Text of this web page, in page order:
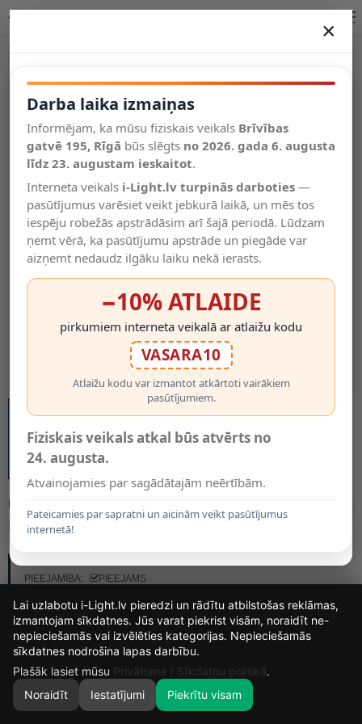
Salīdzināt
Vēlmju
saraksts
Valodas
0
MODELIS:
5.00€
PIEEJAMĪBA:
PIEEJAMS
×
Darba laika izmaiņas
Informējam, ka mūsu fiziskais veikals Brīvības
gatvē 195, Rīgā būs slēgts no 2026. gada 6. augusta
līdz 23. augustam ieskaitot.
Interneta veikals i-Light.lv turpinās darboties —
pasūtījumus varēsiet veikt jebkurā laikā, un mēs tos
iespēju robežās apstrādāsim arī šajā periodā. Lūdzam
ņemt vērā, ka pasūtījumu apstrāde un piegāde var
aizņemt nedaudz ilgāku laiku nekā ierasts.
−10% ATLAIDE
pirkumiem interneta veikalā ar atlaižu kodu
VASARA10
Atlaižu kodu var izmantot atkārtoti vairākiem
pasūtījumiem.
Fiziskais veikals atkal būs atvērts no
24. augusta.
Atvainojamies par sagādātajām neērtībām.
Pateicamies par sapratni un aicinām veikt pasūtījumus
internetā!
16
DIENAS
8
STUNDAS
2
MIN.
7
Lai uzlabotu i-Light.lv pieredzi un rādītu atbilstošas reklāmas,
izmantojam sīkdatnes. Jūs varat piekrist visām, noraidīt ne-
nepieciešamās vai izvēlēties kategorijas. Nepieciešamās
sīkdatnes nodrošina lapas darbību.
Plašāk lasiet mūsu Privātuma / Sīkdatņu politikā.
Noraidīt
Iestatījumi Piekrītu visam